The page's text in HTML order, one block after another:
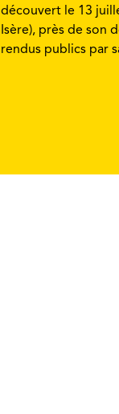
découvert le 13
Isère), près de son
rendus publics par